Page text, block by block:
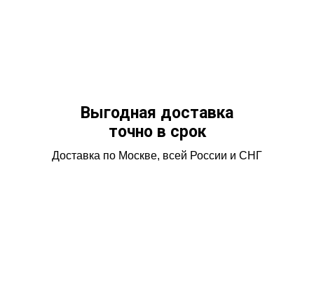
Выгодная доставка
точно в срок
Доставка по Москве, всей России и СНГ